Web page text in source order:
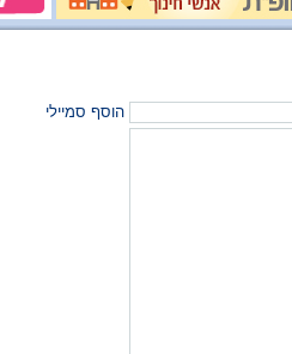
הוסף סמיילי